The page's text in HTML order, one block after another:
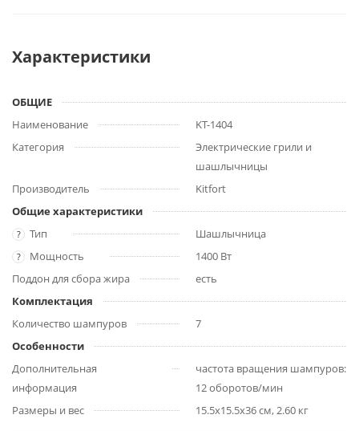
Характеристики
ОБЩИЕ
Наименование
KT-1404
Категория
Электрические грили и
шашлычницы
Производитель
Kitfort
Общие характеристики
? Тип Шашлычница
? Мощность
1400 Вт
Поддон для сбора жира
есть
Комплектация
Количество шампуров
7
Особенности
Дополнительная
информация
частота вращения шампуров:
12 оборотов/мин
Размеры и вес
15.5x15.5x36 см, 2.60 кг